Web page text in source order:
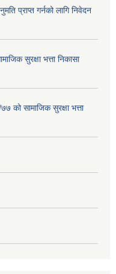
प्राप्त गर्नको लागि निवेदन
सुरक्षा भत्ता निकासा
को सामाजिक सुरक्षा भत्ता